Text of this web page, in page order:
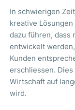
In schwierigen
kreative
dazu führen, dass
entwickelt
Kunden
erschliessen. Dies
Wirtschaft auf
wird.